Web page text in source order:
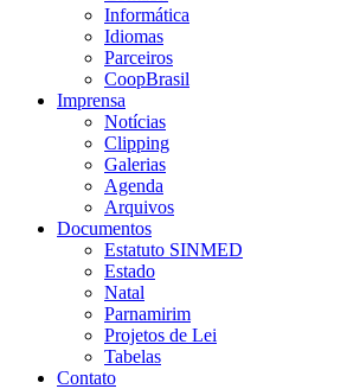
Informática
Idiomas
Parceiros
CoopBrasil
Imprensa
Notícias
Clipping
Galerias
Agenda
Arquivos
Documentos
Estatuto SINMED
Estado
Natal
Parnamirim
Projetos de Lei
Tabelas
Contato